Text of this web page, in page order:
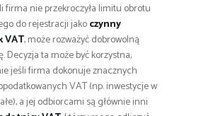
firma nie przekroczyła limitu obrotu
do rejestracji jakoczynny
VAT, może rozważyć dobrowolną
Decyzja ta może być korzystna,
jeśli firma dokonuje znacznych
VAT (np. inwestycje w
a jej odbiorcami są głównie inni